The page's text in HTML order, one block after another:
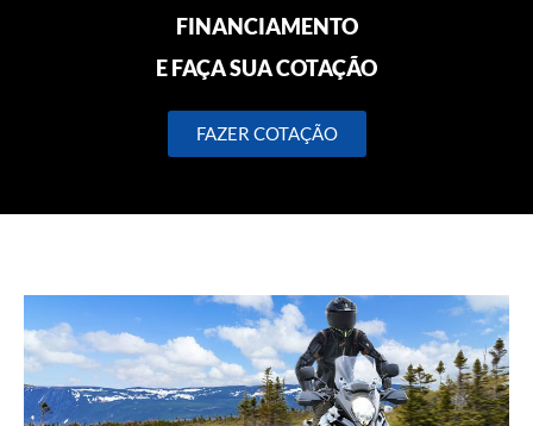
FINANCIAMENTO
E FAÇA SUA COTAÇÃO
FAZER COTAÇÃO